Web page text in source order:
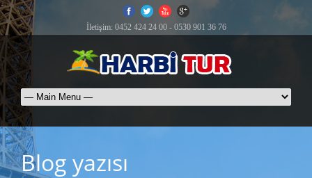
İletişim: 0452 424 24 00 - 0530 901 36 76
Blog yazısı